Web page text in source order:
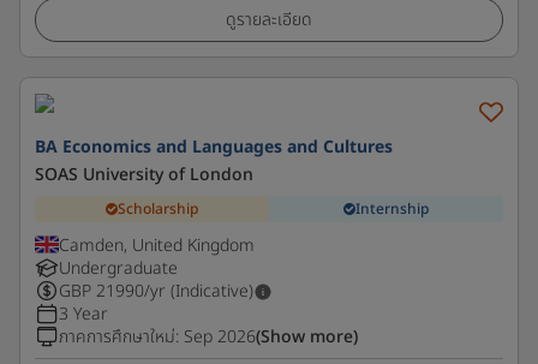
ดูรายละเอียด
BA Economics and Languages and Cultures
SOAS University of London
Scholarship Internship
Camden, United Kingdom
Undergraduate
GBP 21990/yr (Indicative)
3 Year
ภาคการศึกษาใหม่: Sep 2026(Show more)